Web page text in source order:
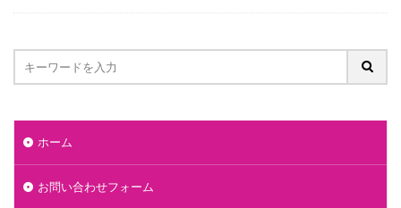
ホーム
お問い合わせフォーム